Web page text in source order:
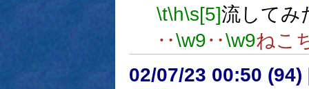
\t\h\s[5]流してみ
‥\w9‥\w9ねこ
02/07/23 00:50 (94)